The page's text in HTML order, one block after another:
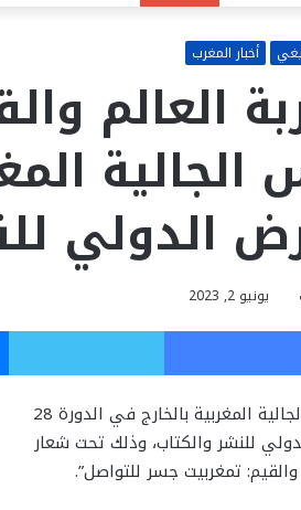
أخبار المغرب
العالم
الدولي
يونيو 2, 2023
فيسبوك تويتر
شارك مجلس الجالية المغربية بالخارج في الدورة 28
للنشر والكتاب، وذلك تحت شعار
والقيم: تمغربيت جسر للتواصل”.